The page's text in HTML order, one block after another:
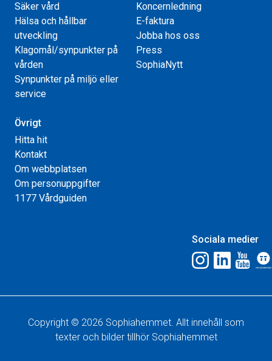
Säker vård
Hälsa och hållbar
utveckling
Klagomål/synpunkter på
vården
Synpunkter på miljö eller
service
Koncernledning
E-faktura
Jobba hos oss
Press
SophiaNytt
Övrigt
Hitta hit
Kontakt
Om webbplatsen
Om personuppgifter
1177 Vårdguiden
Sociala medier
Copyright © 2026 Sophiahemmet. Allt innehåll som
texter och bilder tillhör Sophiahemmet